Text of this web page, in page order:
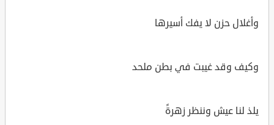
وأغلال حزن لا يفك أسيرها
وكيف وقد غيبت في بطن ملحد
يلذ لنا عيش وننظر زهرةً